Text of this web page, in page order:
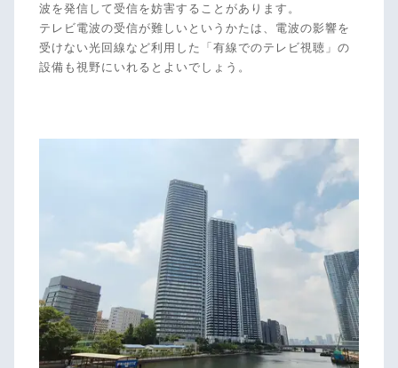
波を発信して受信を妨害することがあります。
テレビ電波の受信が難しいというかたは、電波の影響を
受けない光回線など利用した「有線でのテレビ視聴」の
設備も視野にいれるとよいでしょう。